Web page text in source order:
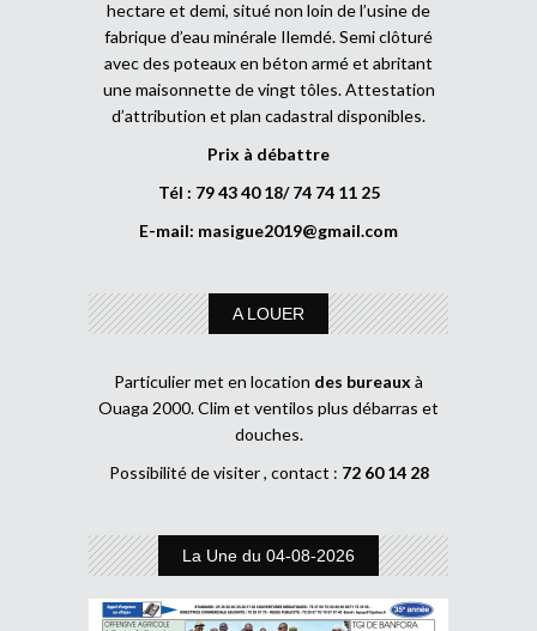
hectare et demi, situé non loin de l’usine de
fabrique d’eau minérale Ilemdé. Semi clôturé
avec des poteaux en béton armé et abritant
une maisonnette de vingt tôles. Attestation
d’attribution et plan cadastral disponibles.
Prix à débattre
Tél : 79 43 40 18/ 74 74 11 25
E-mail: masigue2019@gmail.com
A LOUER
Particulier met en location des bureaux à
Ouaga 2000. Clim et ventilos plus débarras et
douches.
Possibilité de visiter , contact : 72 60 14 28
La Une du 04-08-2026